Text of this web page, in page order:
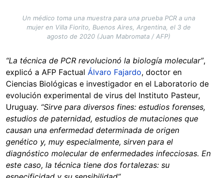
Un médico toma una muestra para una prueba PCR a una
mujer en Villa Fiorito, Buenos Aires, Argentina, el 3 de
agosto de 2020 (Juan Mabromata / AFP)
“La técnica de PCR revolucionó la biología molecular”,
explicó a AFP Factual Álvaro Fajardo, doctor en
Ciencias Biológicas e investigador en el Laboratorio de
evolución experimental de virus del Instituto Pasteur,
Uruguay. “Sirve para diversos fines: estudios forenses,
estudios de paternidad, estudios de mutaciones que
causan una enfermedad determinada de origen
genético y, muy especialmente, sirven para el
diagnóstico molecular de enfermedades infecciosas. En
este caso, la técnica tiene dos fortalezas: su